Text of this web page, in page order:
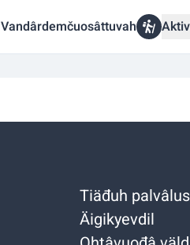
Vandârdemčuosâttuvah
Tiäđuh
Äigikyevdil